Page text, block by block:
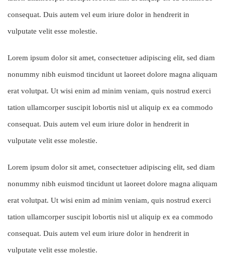
consequat. Duis autem vel eum iriure dolor in hendrerit in
vulputate velit esse molestie.
Lorem ipsum dolor sit amet, consectetuer adipiscing elit, sed diam
nonummy nibh euismod tincidunt ut laoreet dolore magna aliquam
erat volutpat. Ut wisi enim ad minim veniam, quis nostrud exerci
tation ullamcorper suscipit lobortis nisl ut aliquip ex ea commodo
consequat. Duis autem vel eum iriure dolor in hendrerit in
vulputate velit esse molestie.
Lorem ipsum dolor sit amet, consectetuer adipiscing elit, sed diam
nonummy nibh euismod tincidunt ut laoreet dolore magna aliquam
erat volutpat. Ut wisi enim ad minim veniam, quis nostrud exerci
tation ullamcorper suscipit lobortis nisl ut aliquip ex ea commodo
consequat. Duis autem vel eum iriure dolor in hendrerit in
vulputate velit esse molestie.